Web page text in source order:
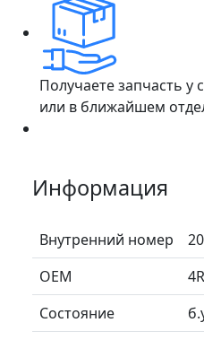
Получаете запчасть у
или в ближайшем
Информация
Внутренний номер
ОЕМ
Состояние